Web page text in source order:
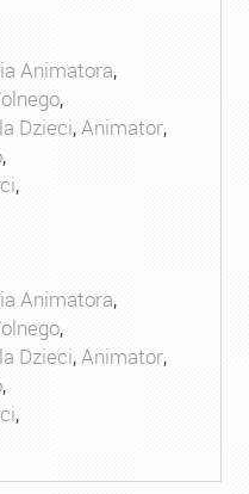
Animatora,
,
Dzieci,Animator,
,
,
Animatora,
,
Dzieci,Animator,
,
,